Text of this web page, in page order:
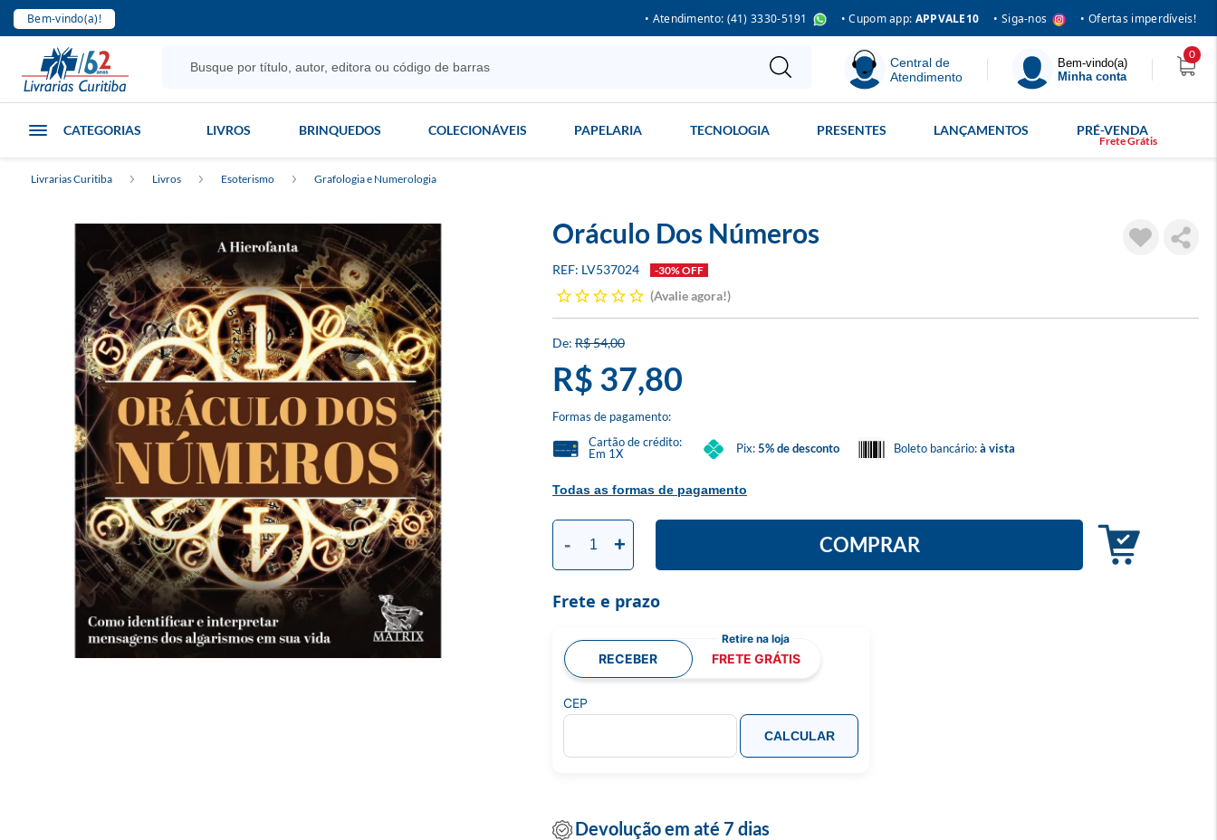
Bem-vindo(a)! • Atendimento: (41) 3330-5191 • Cupom app: APPVALE10 • Siga-nos • Ofertas imperdíveis!
Central de
Atendimento
Bem-vindo(a)
Minha conta
0
CATEGORIAS LIVROS BRINQUEDOS COLECIONÁVEIS PAPELARIA TECNOLOGIA PRESENTES LANÇAMENTOS PRÉ-VENDA
Livrarias Curitiba Livros Esoterismo Grafologia e Numerologia
Oráculo Dos Números
LV537024 -30% OFF
Avalie agora!
R$ 54,00
R$ 37,80
Formas de pagamento:
Todas as formas de pagamento
Cartão de crédito:
Em 1X
Pix:5% de desconto Boleto bancário:à vista
- + COMPRAR
Frete e prazo
RECEBER FRETE GRÁTIS
CEP
CALCULAR
Devolução em até 7 dias